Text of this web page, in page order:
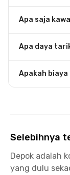
Apa saja
Apa daya
Apakah
Selebihnya
Depok adalah
yang dulu